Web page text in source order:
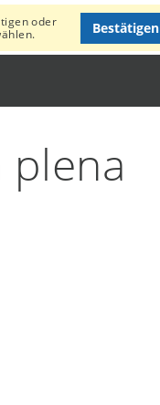
oder
Bestätigen
plena